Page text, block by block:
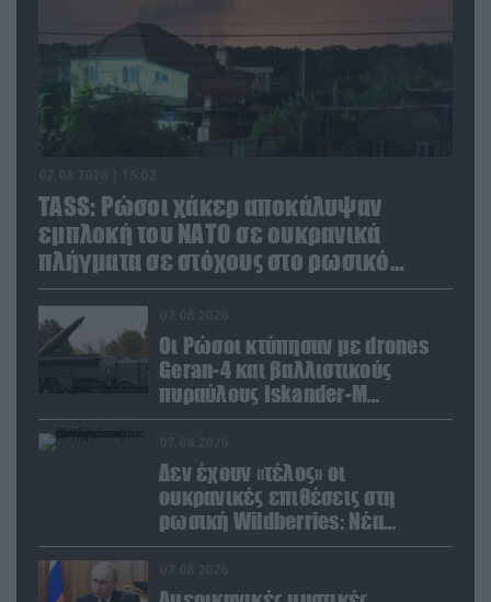
TASS: Ρώσοι χάκερ αποκάλυψαν
εμπλοκή του ΝΑΤΟ σε ουκρανικά
πλήγματα σε στόχους στο ρωσικό
έδαφος!
Οι Ρώσοι κτύπησαν με drones
Geran-4 και βαλλιστικούς
πυραύλους Iskander-M
ουκρανικό τρένο με
Δεν έχουν «τέλος» οι
ουκρανικές επιθέσεις στη
ρωσική Wildberries: Νέα
πλήγματα σε εγκαταστάσεις στα